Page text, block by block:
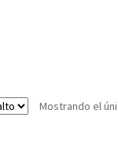
Mostrando el